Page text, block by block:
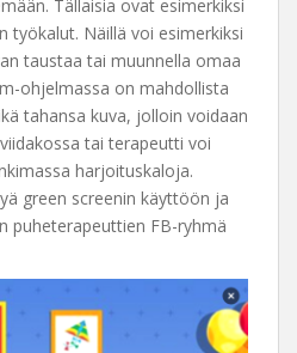
Tällaisia ovat esimerkiksi
työkalut. Näillä voi esimerkiksi
taustaa tai muunnella omaa
ohjelmassa on mahdollista
tahansa kuva, jolloin voidaan
tai terapeutti voi
harjoituskaloja.
green screenin käyttöön ja
puheterapeuttien FB-ryhmä